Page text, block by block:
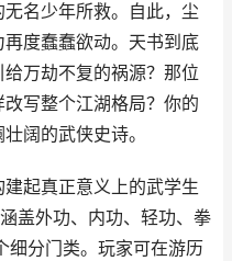
名少年所救。自此，尘
度蠢蠢欲动。天书到底
万劫不复的祸源？那位
写整个江湖格局？你的
阔的武侠史诗。
起真正意义上的武学生
盖外功、内功、轻功、拳
细分门类。玩家可在游历